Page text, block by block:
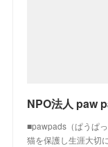
NPO法人 paw
■pawpads（ぱうぱ
猫を保護し生涯大切